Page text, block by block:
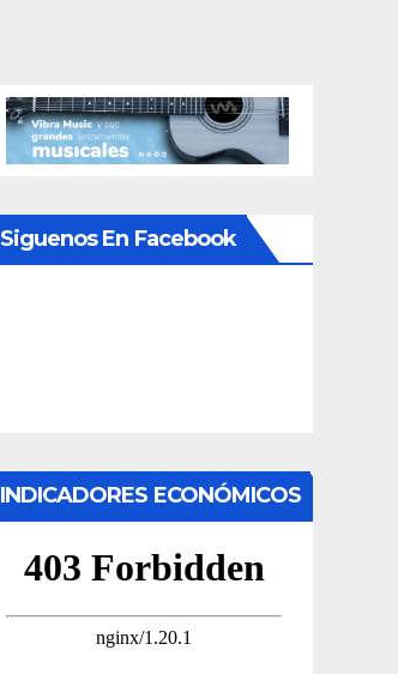
Siguenos En Facebook
INDICADORES ECONÓMICOS